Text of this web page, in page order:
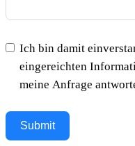
Ich bin damit
eingereichten
meine Anfrage
Submit